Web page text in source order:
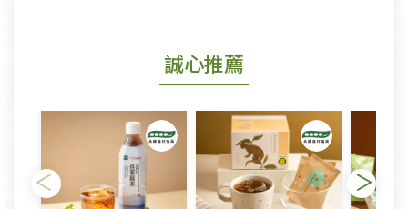
若您購買的商品有下列「不適用七天鑑賞期商品」情
形者，除商品瑕疵以外，恕不接受退換貨.
依消保法之規定提供該商品七天免費鑑賞期(含例假
日)的服務，原則上若商品未經使用或被汙損(除商品
瑕疵)，一般皆可申請退換貨。
誠心推薦